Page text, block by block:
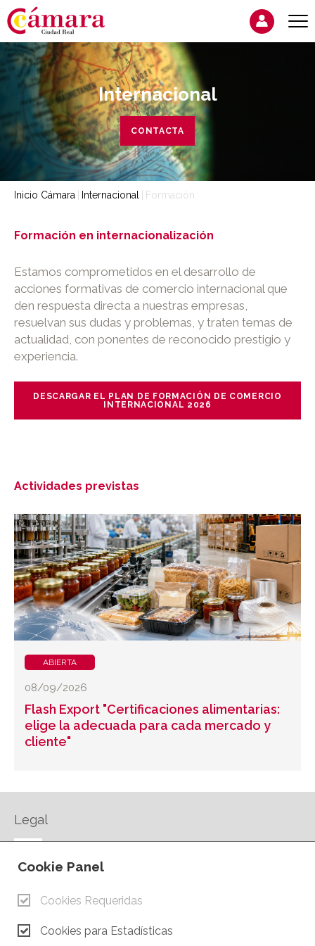
Internacional
CONTACTA
Inicio Cámara Internacional Formación
Formación en internacionalización
Estamos comprometidos en el desarrollo de
acciones formativas de comercio internacional que
den respuesta directa a nuestras empresas,
resuelvan sus dudas y problemas, y traten temas de
actualidad, con ponentes de reconocido prestigio y
experiencia.
DESCARGAR EL PLAN DE FORMACIÓN DE COMERCIO
INTERNACIONAL 2026
Actividades previstas
ABIERTA
08/09/2026
Flash Export "Certificaciones alimentarias:
elige la adecuada para cada mercado y
cliente"
Legal
AVISO LEGAL
CONTACTO
Cookie Panel
Cookies Requeridas
Cookies para Estadísticas